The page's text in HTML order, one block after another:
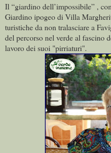
Il “giardino dell’impossibile” ,
Giardino ipogeo di Villa
turistiche da non tralasciare a
del percorso nel verde al fascino
lavoro dei suoi "pirriaturi".